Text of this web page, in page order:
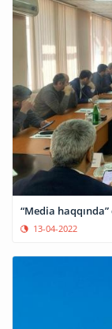
“Media
13-04-2022